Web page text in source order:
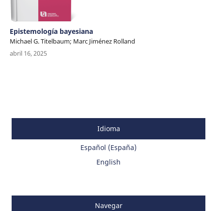
Epistemología bayesiana
Michael G. Titelbaum; Marc Jiménez Rolland
abril 16, 2025
Idioma
Español (España)
English
Navegar